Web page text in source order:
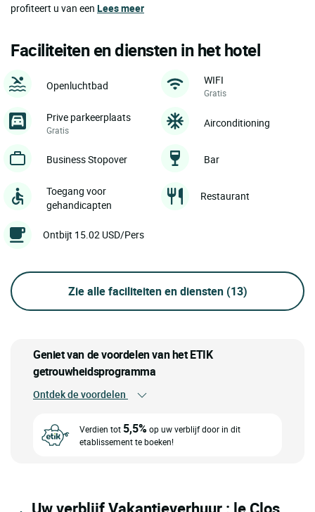
profiteert u van een Lees meer
Faciliteiten en diensten in het hotel
Openluchtbad WIFI
Gratis
Prive parkeerplaats
Gratis
Airconditioning
Business Stopover Bar
Toegang voor
gehandicapten
Restaurant
Ontbijt 15.02 USD/Pers
Zie alle faciliteiten en diensten (13)
Geniet van de voordelen van het ETIK
getrouwheidsprogramma
Ontdek de voordelen
Verdien tot 5,5%op uw verblijf door in dit
etablissement te boeken!